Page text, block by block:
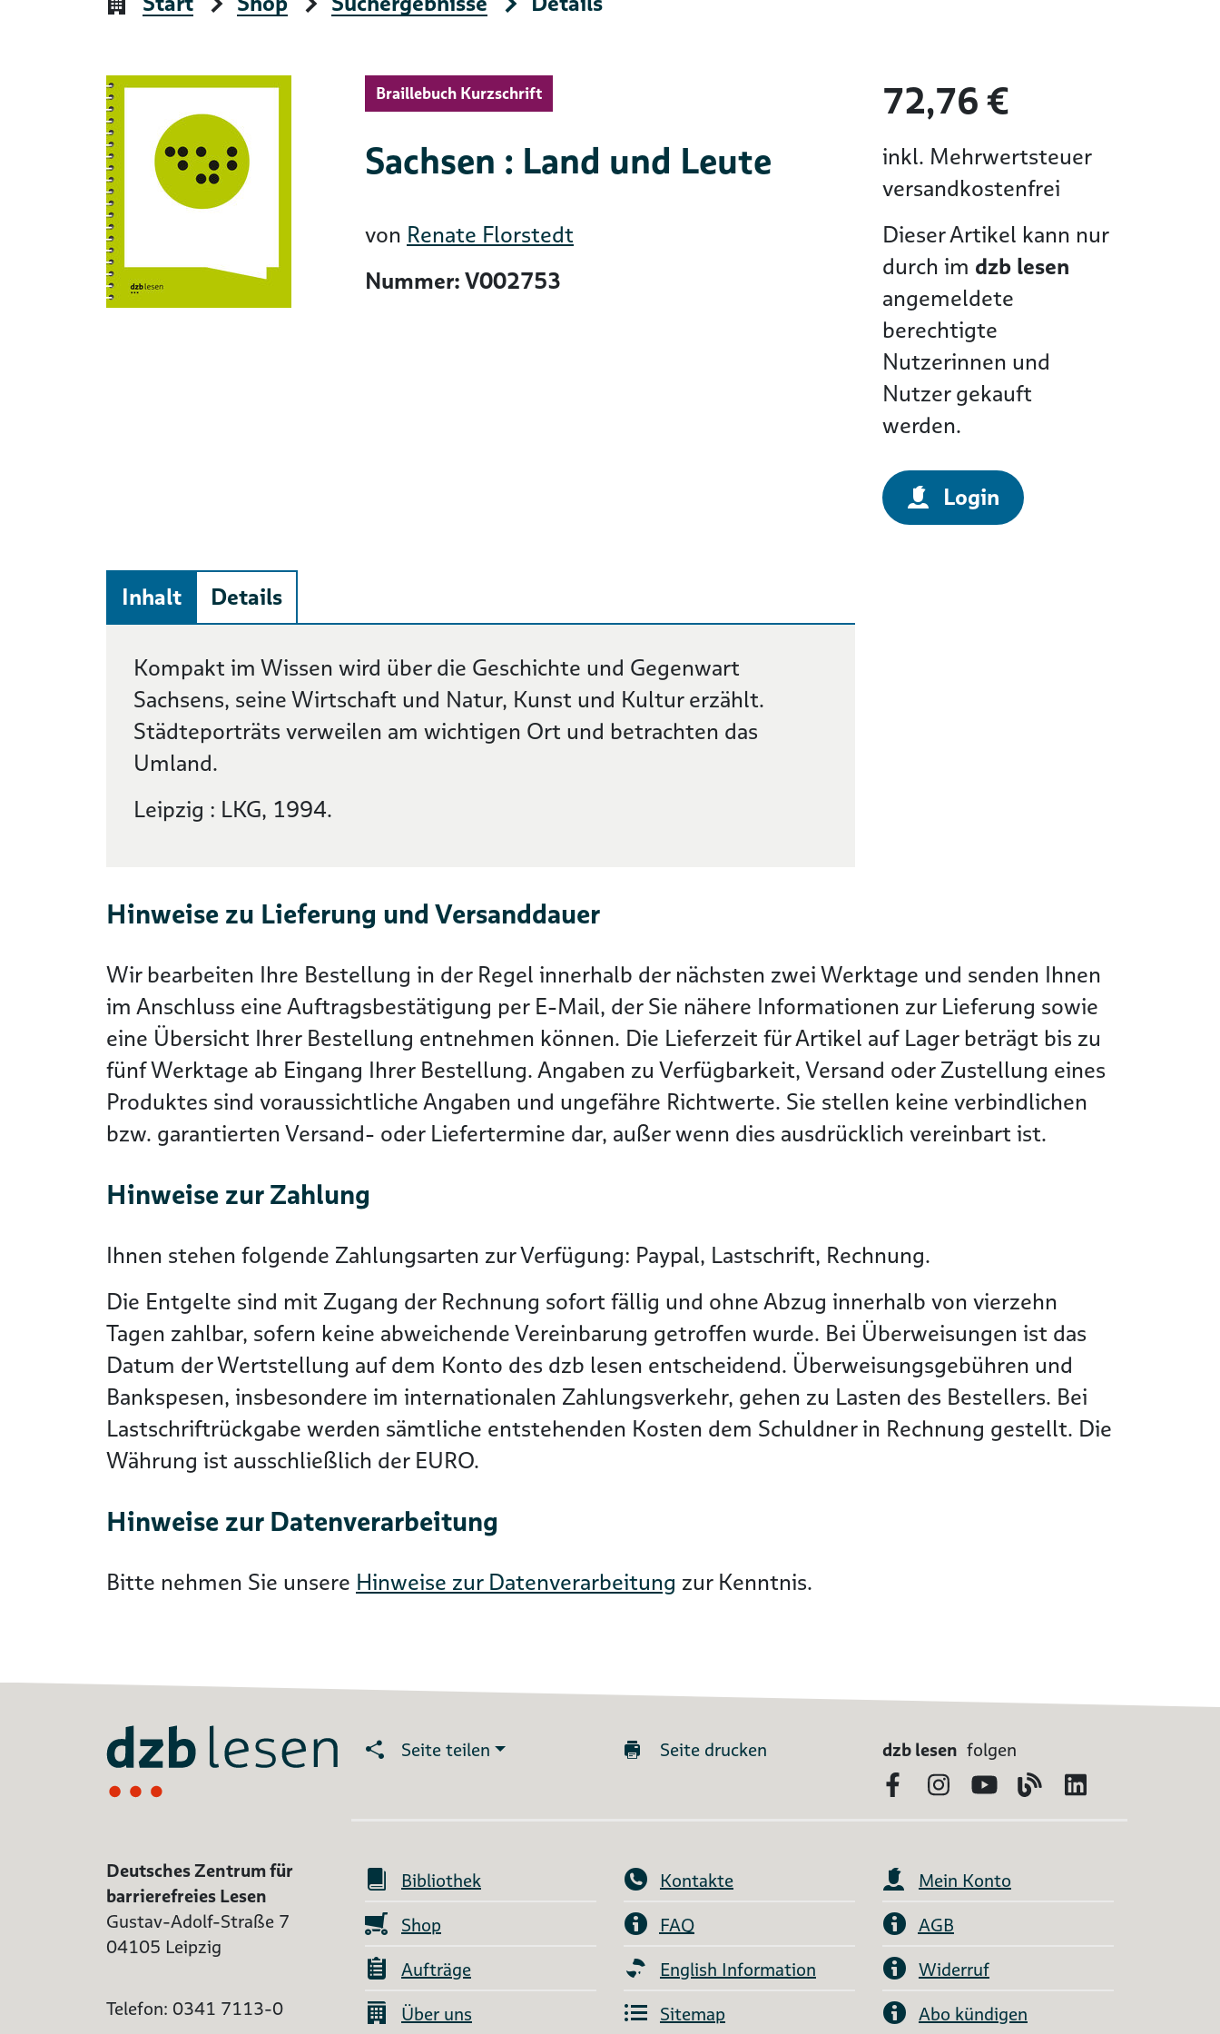
Braillebuch Kurzschrift
Sachsen : Land und Leute
von Renate Florstedt
Nummer: V002753
72,76 €
inkl. Mehrwertsteuer
versandkostenfrei
Dieser Artikel kann nur
durch im dzb lesen
angemeldete
berechtigte
Nutzerinnen und
Nutzer gekauft
werden.
Login
Inhalt Details
Beschreibung
Kompakt im Wissen wird über die Geschichte und Gegenwart
Sachsens, seine Wirtschaft und Natur, Kunst und Kultur erzählt.
Städteporträts verweilen am wichtigen Ort und betrachten das
Umland.
Leipzig : LKG, 1994.
Hinweise zu Lieferung und Versanddauer
Wir bearbeiten Ihre Bestellung in der Regel innerhalb der nächsten zwei Werktage und senden Ihnen
im Anschluss eine Auftragsbestätigung per E-Mail, der Sie nähere Informationen zur Lieferung sowie
eine Übersicht Ihrer Bestellung entnehmen können. Die Lieferzeit für Artikel auf Lager beträgt bis zu
fünf Werktage ab Eingang Ihrer Bestellung. Angaben zu Verfügbarkeit, Versand oder Zustellung eines
Produktes sind voraussichtliche Angaben und ungefähre Richtwerte. Sie stellen keine verbindlichen
bzw. garantierten Versand- oder Liefertermine dar, außer wenn dies ausdrücklich vereinbart ist.
Hinweise zur Zahlung
Ihnen stehen folgende Zahlungsarten zur Verfügung: Paypal, Lastschrift, Rechnung.
Die Entgelte sind mit Zugang der Rechnung sofort fällig und ohne Abzug innerhalb von vierzehn
Tagen zahlbar, sofern keine abweichende Vereinbarung getroffen wurde. Bei Überweisungen ist das
Datum der Wertstellung auf dem Konto des dzb lesen entscheidend. Überweisungsgebühren und
Bankspesen, insbesondere im internationalen Zahlungsverkehr, gehen zu Lasten des Bestellers. Bei
Lastschriftrückgabe werden sämtliche entstehenden Kosten dem Schuldner in Rechnung gestellt. Die
Währung ist ausschließlich der EURO.
Hinweise zur Datenverarbeitung
Bitte nehmen Sie unsere Hinweise zur Datenverarbeitung zur Kenntnis.
Seite teilen Seite drucken dzb lesen folgen
FacebookInstagram
YouTubeBlog
Deutsches Zentrum für
barrierefreies Lesen
Gustav-Adolf-Straße 7
04105 Leipzig
Telefon: 0341 7113-0
Bibliothek Kontakte
Mein Konto
Shop
FAQ
AGB
Aufträge
English Information
Widerruf
Über uns
Sitemap Abo kündigen